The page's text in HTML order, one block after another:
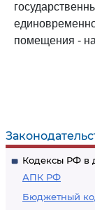
Кодексы РФ в
АПК РФ
Бюджетный
помещения -